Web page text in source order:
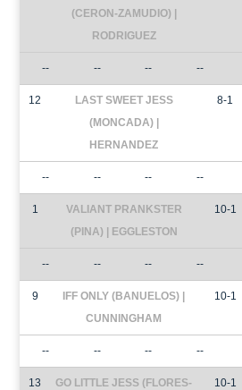
(CERON-ZAMUDIO) |
RODRIGUEZ
-- -- -- --
12
LAST SWEET JESS
(MONCADA) |
HERNANDEZ
8-1
-- -- -- --
1
VALIANT PRANKSTER
(PINA) | EGGLESTON
10-1
-- -- -- --
9
IFF ONLY (BANUELOS) |
CUNNINGHAM
10-1
-- -- -- --
13
GO LITTLE JESS (FLORES-
10-1